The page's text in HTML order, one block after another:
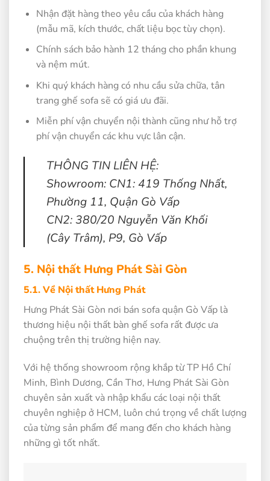
Nhận đặt hàng theo yêu cầu của khách hàng
(mẫu mã, kích thước, chất liệu bọc tùy chọn).
Chính sách bảo hành 12 tháng cho phần khung
và nệm mút.
Khi quý khách hàng có nhu cầu sửa chữa, tân
trang ghế sofa sẽ có giá ưu đãi.
Miễn phí vận chuyển nội thành cũng như hỗ trợ
phí vận chuyển các khu vực lân cận.
THÔNG TIN LIÊN HỆ:
Showroom: CN1: 419 Thống Nhất,
Phường 11, Quận Gò Vấp
CN2: 380/20 Nguyễn Văn Khối
(Cây Trâm), P9, Gò Vấp
5. Nội thất Hưng Phát Sài Gòn
5.1. Về Nội thất Hưng Phát
Hưng Phát Sài Gòn nơi bán sofa quận Gò Vấp là
thương hiệu nội thất bàn ghế sofa rất được ưa
chuộng trên thị trường hiện nay.
Với hệ thống showroom rộng khắp từ TP Hồ Chí
Minh, Bình Dương, Cần Thơ, Hưng Phát Sài Gòn
chuyên sản xuất và nhập khẩu các loại nội thất
chuyên nghiệp ở HCM, luôn chú trọng về chất lượng
của từng sản phẩm để mang đến cho khách hàng
những gì tốt nhất.